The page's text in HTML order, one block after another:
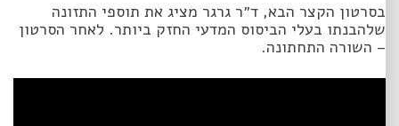
בסרטון הקצר הבא, ד״ר גרגר מציג את תוספי התזונה
שלהבנתו בעלי הביסוס המדעי החזק ביותר. לאחר הסרטון
– השורה התחתונה.